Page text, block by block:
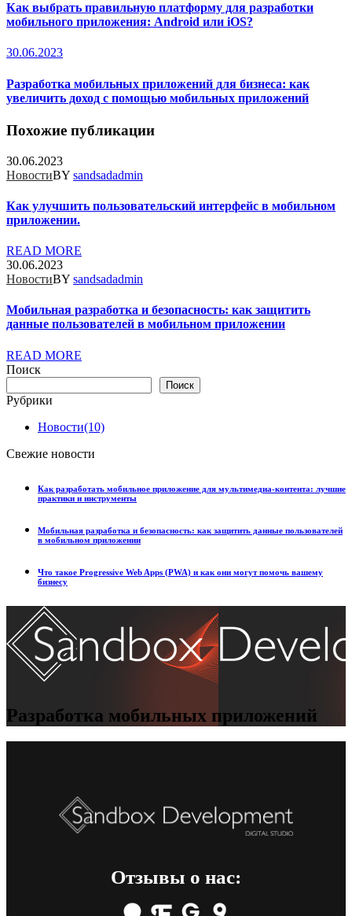
Как выбрать правильную платформу для разработки
мобильного приложения: Android или iOS?
30.06.2023
Разработка мобильных приложений для бизнеса: как
увеличить доход с помощью мобильных приложений
Похожие публикации
30.06.2023
НовостиBY sandsadadmin
Как улучшить пользовательский интерфейс в мобильном
приложении.
READ MORE
30.06.2023
НовостиBY sandsadadmin
Мобильная разработка и безопасность: как защитить
данные пользователей в мобильном приложении
READ MORE
Поиск
Поиск
Рубрики
Новости(10)
Свежие новости
Как разработать мобильное приложение для мультимедиа-контента: лучшие
практики и инструменты
Мобильная разработка и безопасность: как защитить данные пользователей
в мобильном приложении
Что такое Progressive Web Apps (PWA) и как они могут помочь вашему
бизнесу
Разработка мобильных приложений
Отзывы о нас: